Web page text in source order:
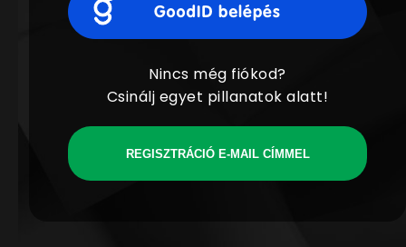
Nincs még fiókod?
Csinálj egyet pillanatok alatt!
REGISZTRÁCIÓ E-MAIL CÍMMEL